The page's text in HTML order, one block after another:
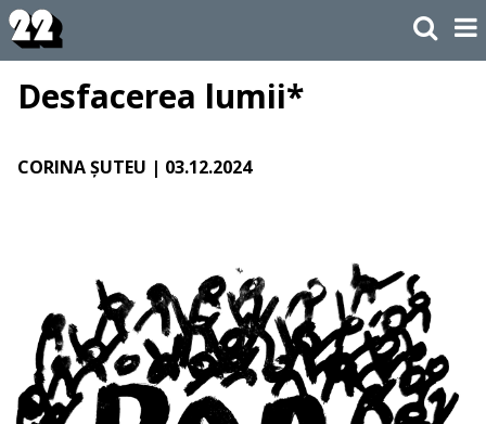
Desfacerea lumii*
CORINA ȘUTEU | 03.12.2024